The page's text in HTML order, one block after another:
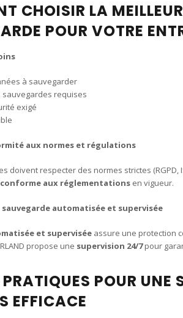
CHOISIR LA
POUR VOTRE
à sauvegarder
sauvegardes requises
exigé
aux normes et régulations
doivent respecter des normes strictes (RGPD,
conforme aux réglementations en vigueur.
automatisée et supervisée
et supervisée assure une protection
propose une supervision 24/7pour
POUR UNE
EFFICACE